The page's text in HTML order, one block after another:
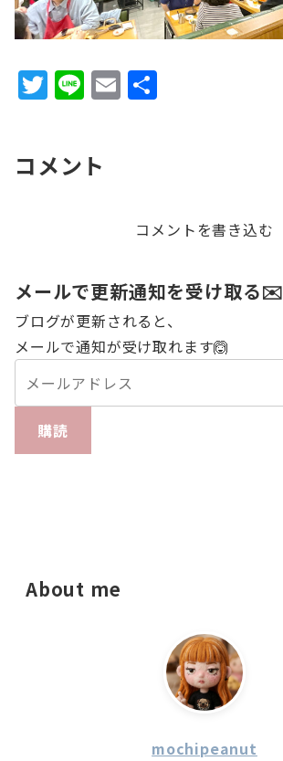
T
w
te
Li
n
E
m
コメント
コメントを書き込む
メールで更新通知を受け取る✉️
ブログが更新されると、
メールで通知が受け取れます🙆
購読
About me
mochipeanut